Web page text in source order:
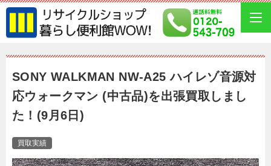
SONY WALKMAN NW-A25 ハイレゾ音源対
応ウォークマン (中古品)を出張買取しまし
た！(9月6日)
買取実績